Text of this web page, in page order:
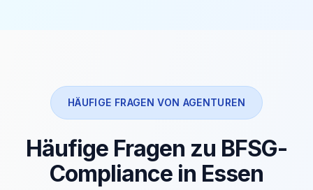
HÄUFIGE FRAGEN VON AGENTUREN
Häufige Fragen zu BFSG-
Compliance in Essen